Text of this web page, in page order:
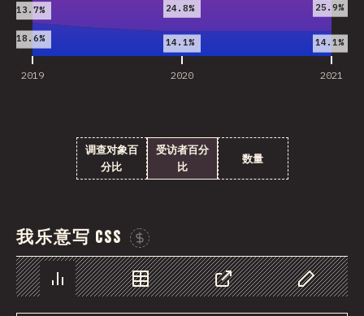
2019 2020 2021
18.6% 14.1% 14.1%
13.7% 24.8% 25.9%
调查对象百
分比
受访者百分
比
数量
我乐意写 CSS
数据 分享 自定义数据